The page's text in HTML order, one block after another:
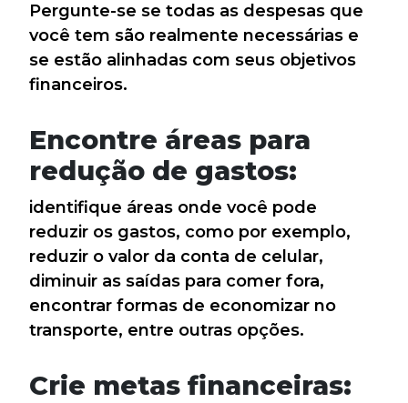
Pergunte-se se todas as despesas que
você tem são realmente necessárias e
se estão alinhadas com seus objetivos
financeiros.
Encontre áreas para
redução de gastos:
identifique áreas onde você pode
reduzir os gastos, como por exemplo,
reduzir o valor da conta de celular,
diminuir as saídas para comer fora,
encontrar formas de economizar no
transporte, entre outras opções.
Crie metas financeiras: